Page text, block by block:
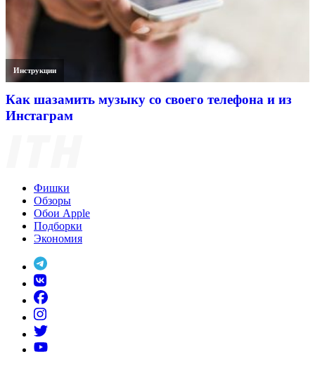
Инструкции
Как шазамить музыку со своего телефона и из
Инстаграм
Фишки
Обзоры
Обои Apple
Подборки
Экономия